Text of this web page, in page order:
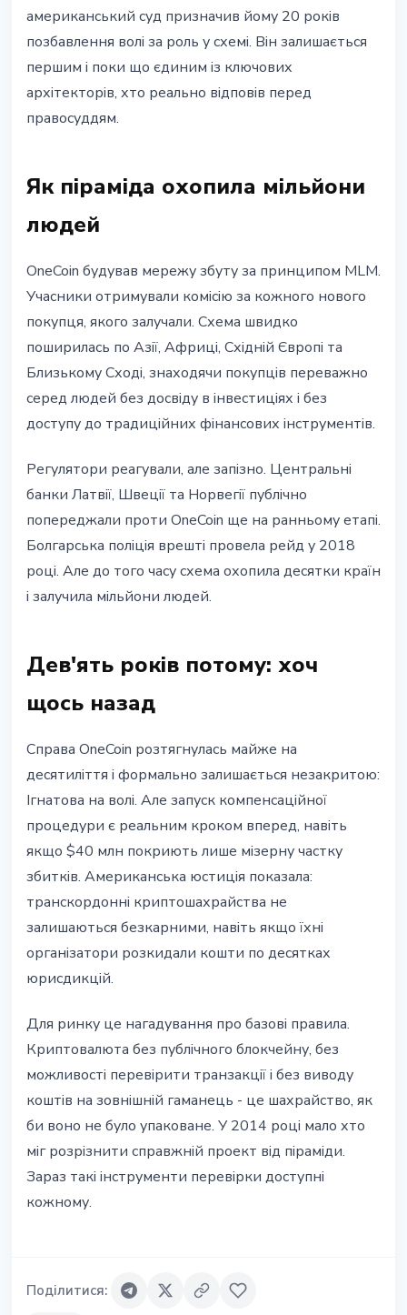
американський суд призначив йому 20 років
позбавлення волі за роль у схемі. Він залишається
першим і поки що єдиним із ключових
архітекторів, хто реально відповів перед
правосуддям.
Як піраміда охопила мільйони
людей
OneCoin будував мережу збуту за принципом MLM.
Учасники отримували комісію за кожного нового
покупця, якого залучали. Схема швидко
поширилась по Азії, Африці, Східній Європі та
Близькому Сході, знаходячи покупців переважно
серед людей без досвіду в інвестиціях і без
доступу до традиційних фінансових інструментів.
Регулятори реагували, але запізно. Центральні
банки Латвії, Швеції та Норвегії публічно
попереджали проти OneCoin ще на ранньому етапі.
Болгарська поліція врешті провела рейд у 2018
році. Але до того часу схема охопила десятки країн
і залучила мільйони людей.
Дев'ять років потому: хоч
щось назад
Справа OneCoin розтягнулась майже на
десятиліття і формально залишається незакритою:
Ігнатова на волі. Але запуск компенсаційної
процедури є реальним кроком вперед, навіть
якщо $40 млн покриють лише мізерну частку
збитків. Американська юстиція показала:
транскордонні криптошахрайства не
залишаються безкарними, навіть якщо їхні
організатори розкидали кошти по десятках
юрисдикцій.
Для ринку це нагадування про базові правила.
Криптовалюта без публічного блокчейну, без
можливості перевірити транзакції і без виводу
коштів на зовнішній гаманець - це шахрайство, як
би воно не було упаковане. У 2014 році мало хто
міг розрізнити справжній проект від піраміди.
Зараз такі інструменти перевірки доступні
кожному.
Поділитися: